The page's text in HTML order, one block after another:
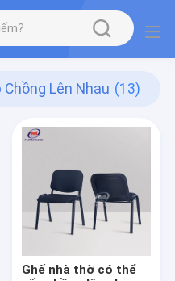
Lên Nhau (13)
Ghế nhà thờ có thể